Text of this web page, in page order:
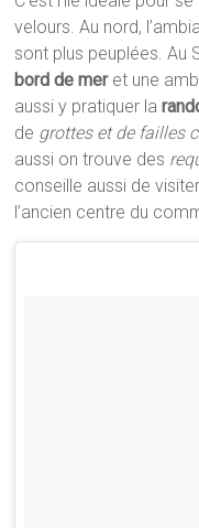
velours. Au nord,
sont plus peuplées. Au
bord de meret une
aussi y pratiquer la
de grottes et de failles
aussi on trouve des
conseille aussi de
l’ancien centre du